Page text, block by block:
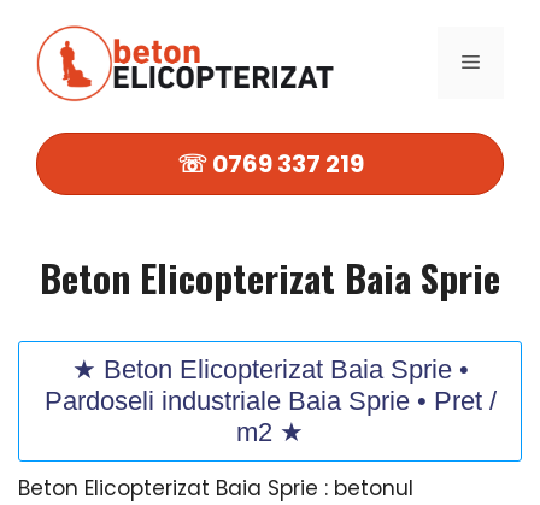
conținut
MENIU
☏ 0769 337 219
Beton Elicopterizat Baia Sprie
★ Beton Elicopterizat Baia Sprie •
Pardoseli industriale Baia Sprie • Pret /
m2 ★
Beton Elicopterizat Baia Sprie : betonul